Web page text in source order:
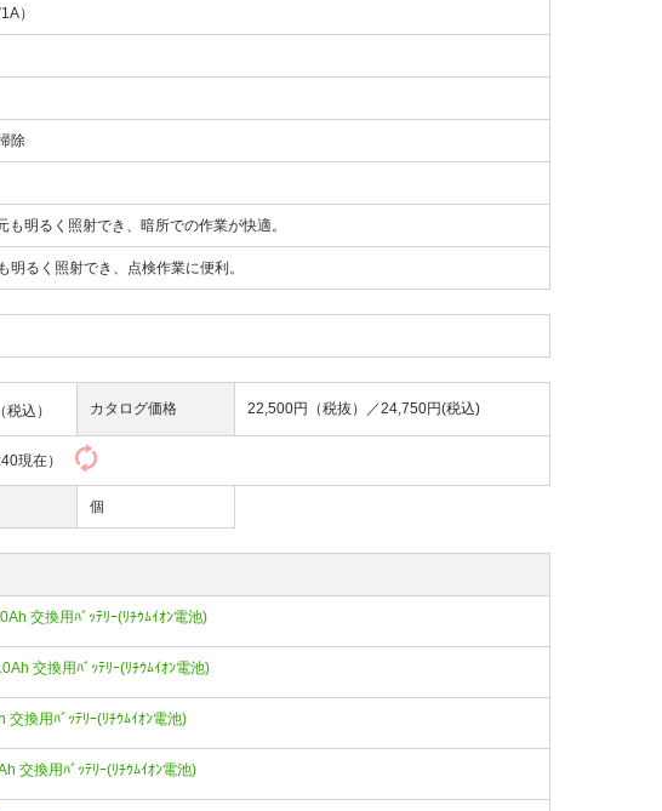
）
除
明るく照射でき、暗所での作業が快適。
るく照射でき、点検作業に便利。
税込） カタログ価格 22,500円（税抜）／24,750円(税込)
現在）
個
交換用ﾊﾞｯﾃﾘｰ(ﾘﾁｳﾑｲｵﾝ電池)
交換用ﾊﾞｯﾃﾘｰ(ﾘﾁｳﾑｲｵﾝ電池)
換用ﾊﾞｯﾃﾘｰ(ﾘﾁｳﾑｲｵﾝ電池)
交換用ﾊﾞｯﾃﾘｰ(ﾘﾁｳﾑｲｵﾝ電池)